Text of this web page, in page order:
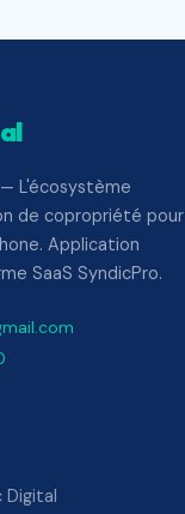
L'écosystème
de copropriété pour
Application
SaaS SyndicPro.
Digital